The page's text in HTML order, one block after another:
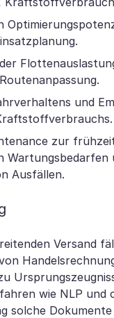
und
zur
Wartungsbedarfen
Ausfällen.
Versand
wie NLP und
solche